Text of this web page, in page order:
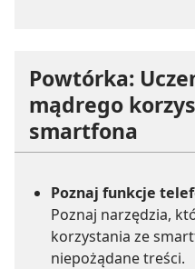
Powtórka:
mądrego
smartfona
Poznaj funkcje
Poznaj narzędzia,
korzystania ze
niepożądane treści.